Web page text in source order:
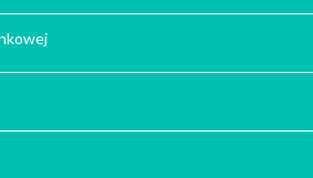
dla chłopaka na święta